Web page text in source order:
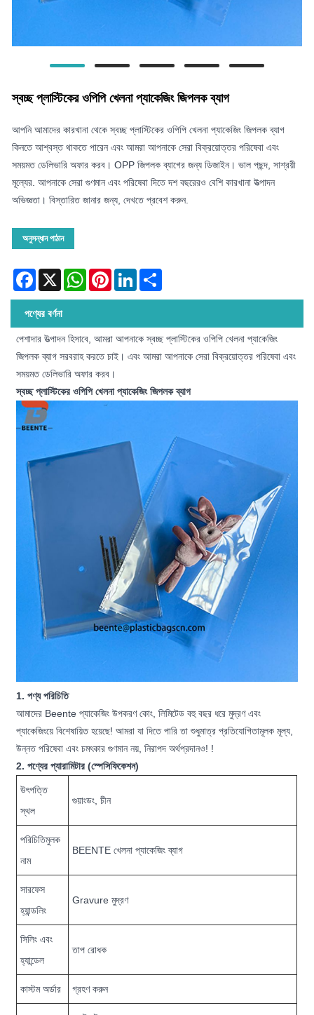
স্বচ্ছ প্লাস্টিকের ওপিপি খেলনা প্যাকেজিং জিপলক ব্যাগ
আপনি আমাদের কারখানা থেকে স্বচ্ছ প্লাস্টিকের ওপিপি খেলনা প্যাকেজিং জিপলক ব্যাগ
কিনতে আশ্বস্ত থাকতে পারেন এবং আমরা আপনাকে সেরা বিক্রয়োত্তর পরিষেবা এবং
সময়মত ডেলিভারি অফার করব। OPP জিপলক ব্যাগের জন্য ডিজাইন। ভাল পছন্দ, সাশ্রয়ী
মূল্যের. আপনাকে সেরা গুণমান এবং পরিষেবা দিতে দশ বছরেরও বেশি কারখানা উত্পাদন
অভিজ্ঞতা। বিস্তারিত জানার জন্য, দেখতে প্রবেশ করুন.
অনুসন্ধান পাঠান
Facebook
X WhatsAppPinterestLinkedIn
পণ্যের বর্ণনা
পেশাদার উত্পাদন হিসাবে, আমরা আপনাকে স্বচ্ছ প্লাস্টিকের ওপিপি খেলনা প্যাকেজিং
জিপলক ব্যাগ সরবরাহ করতে চাই। এবং আমরা আপনাকে সেরা বিক্রয়োত্তর পরিষেবা এবং
সময়মত ডেলিভারি অফার করব।
স্বচ্ছ প্লাস্টিকের ওপিপি খেলনা প্যাকেজিং জিপলক ব্যাগ
1. পণ্য পরিচিতি
আমাদের Beente প্যাকেজিং উপকরণ কোং, লিমিটেড বহু বছর ধরে মুদ্রণ এবং
প্যাকেজিংয়ে বিশেষায়িত হয়েছে! আমরা যা দিতে পারি তা শুধুমাত্র প্রতিযোগিতামূলক মূল্য,
উন্নত পরিষেবা এবং চমৎকার গুণমান নয়, নিরাপদ অর্থপ্রদানও! !
2. পণ্যের প্যারামিটার (স্পেসিফিকেশন)
উৎপত্তি
স্থল
গুয়াংডং, চীন
পরিচিতিমুলক
নাম
BEENTE খেলনা প্যাকেজিং ব্যাগ
সারফেস
হ্যান্ডলিং
Gravure মুদ্রণ
সিলিং এবং
হ্যান্ডেল
তাপ রোধক
কাস্টম অর্ডার গ্রহণ করুন